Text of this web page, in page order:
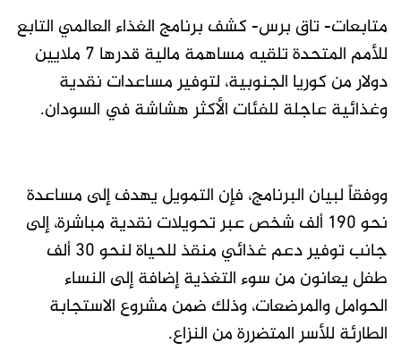
متابعات- تاق برس- كشف برنامج الغذاء العالمي التابع
للأمم المتحدة تلقيه مساهمة مالية قدرها 7 ملايين
دولار من كوريا الجنوبية، لتوفير مساعدات نقدية
وغذائية عاجلة للفئات الأكثر هشاشة في السودان.
ووفقاً لبيان البرنامج، فإن التمويل يهدف إلى مساعدة
نحو 190 ألف شخص عبر تحويلات نقدية مباشرة، إلى
جانب توفير دعم غذائي منقذ للحياة لنحو 30 ألف
طفل يعانون من سوء التغذية إضافة إلى النساء
الحوامل والمرضعات، وذلك ضمن مشروع الاستجابة
الطارئة للأسر المتضررة من النزاع.